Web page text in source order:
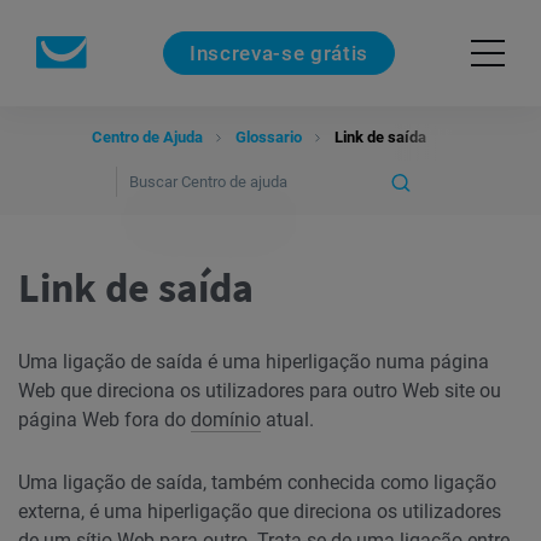
Inscreva-se grátis
Centro de Ajuda Glossario Link de saída
Link de saída
Uma ligação de saída é uma hiperligação numa página
Web que direciona os utilizadores para outro Web site ou
página Web fora do domínio atual.
Uma ligação de saída, também conhecida como ligação
externa, é uma hiperligação que direciona os utilizadores